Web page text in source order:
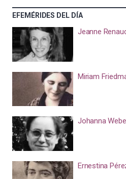
EFEMÉRIDES DEL DÍA
Jeanne
Miriam
Johanna
Ernestina